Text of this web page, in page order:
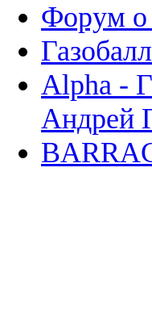
Форум
Alpha -
Андрей